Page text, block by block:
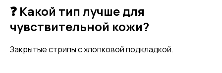
❓ Какой тип лучше для
чувствительной кожи?
Закрытые стрипы с хлопковой подкладкой.